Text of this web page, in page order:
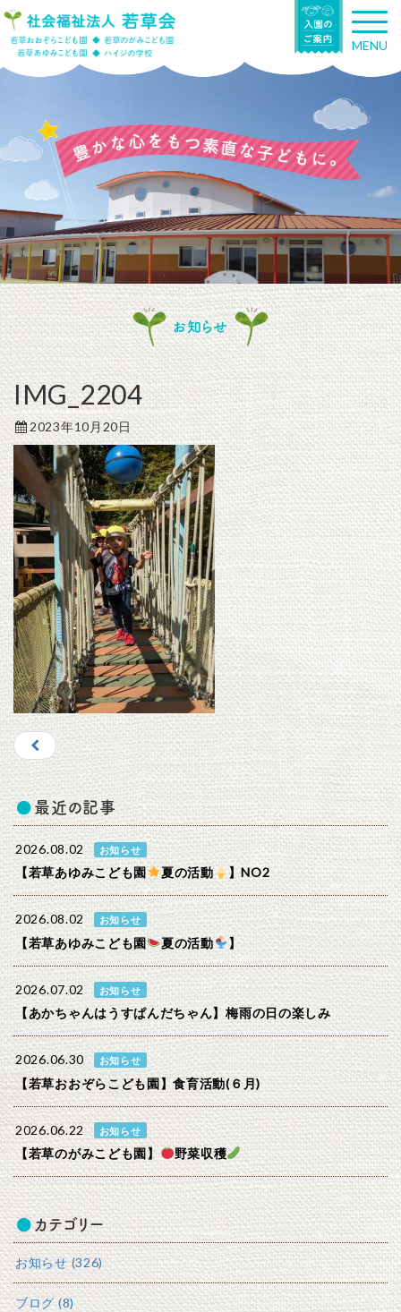
T
o
g
n
g
a
t
n
MENU
お知らせ
IMG_2204
2023年10月20日
最近の記事
2026.08.02 お知らせ
【若草あゆみこども園 夏の活動 】NO2
2026.08.02 お知らせ
【若草あゆみこども園 夏の活動 】
2026.07.02 お知らせ
【あかちゃんはうすぱんだちゃん】梅雨の日の楽しみ
2026.06.30 お知らせ
【若草おおぞらこども園】食育活動(６月)
2026.06.22 お知らせ
【若草のがみこども園】 野菜収穫
カテゴリー
お知らせ (326)
ブログ (8)